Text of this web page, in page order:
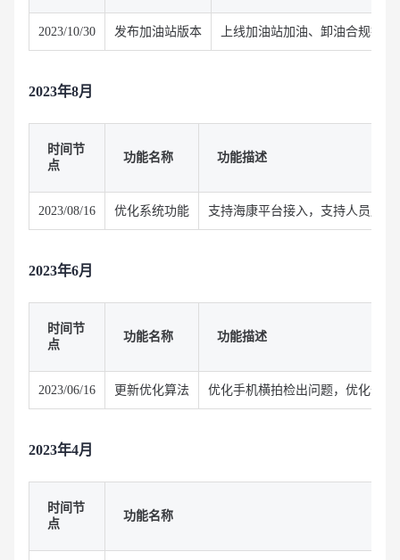
2023/10/30 发布加油站版本 上线加油站加油、卸油合规操
2023年8月
时间节
点
功能名称 功能描述
2023/08/16 优化系统功能 支持海康平台接入，支持人员库
2023年6月
时间节
点
功能名称 功能描述
2023/06/16 更新优化算法 优化手机横拍检出问题，优化部
2023年4月
时间节
点
功能名称